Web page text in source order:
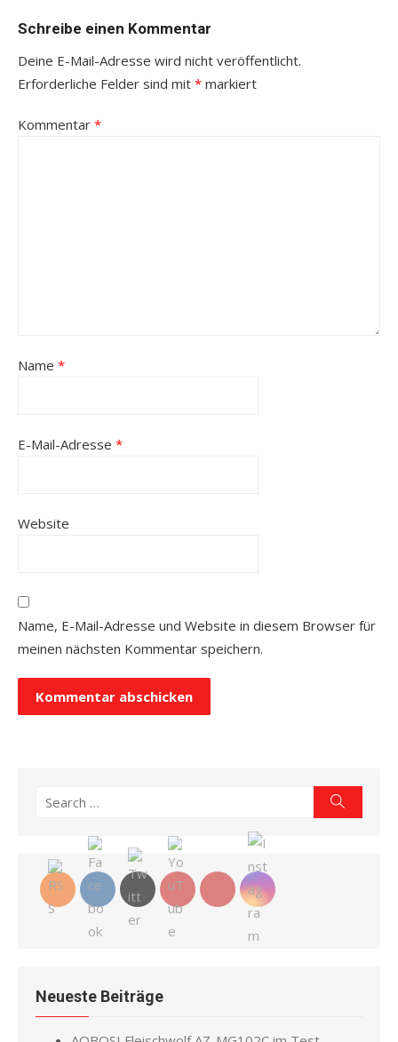
Schreibe einen Kommentar
Deine E-Mail-Adresse wird nicht veröffentlicht.
Erforderliche Felder sind mit * markiert
Kommentar *
Name *
E-Mail-Adresse *
Website
Name, E-Mail-Adresse und Website in diesem Browser für
meinen nächsten Kommentar speichern.
Search
Neueste Beiträge